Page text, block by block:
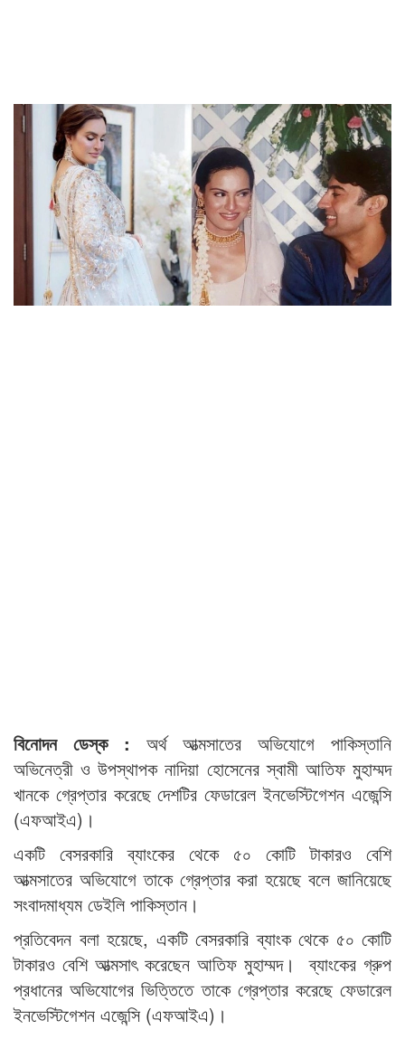
বিনোদন ডেস্ক : অর্থ আত্মসাতের অভিযোগে পাকিস্তানি
অভিনেত্রী ও উপস্থাপক নাদিয়া হোসেনের স্বামী আতিফ মুহাম্মদ
খানকে গ্রেপ্তার করেছে দেশটির ফেডারেল ইনভেস্টিগেশন এজেন্সি
(এফআইএ)।
একটি বেসরকারি ব্যাংকের থেকে ৫০ কোটি টাকারও বেশি
আত্মসাতের অভিযোগে তাকে গ্রেপ্তার করা হয়েছে বলে জানিয়েছে
সংবাদমাধ্যম ডেইলি পাকিস্তান।
প্রতিবেদন বলা হয়েছে, একটি বেসরকারি ব্যাংক থেকে ৫০ কোটি
টাকারও বেশি আত্মসাৎ করেছেন আতিফ মুহাম্মদ। ব্যাংকের গ্রুপ
প্রধানের অভিযোগের ভিত্তিতে তাকে গ্রেপ্তার করেছে ফেডারেল
ইনভেস্টিগেশন এজেন্সি (এফআইএ)।